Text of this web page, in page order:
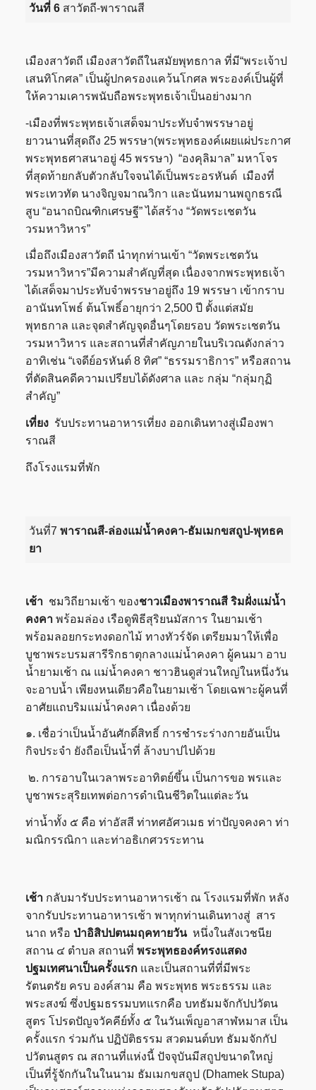
วันที่ 6สาวัตถี-พาราณสี
เมืองสาวัตถี เมืองสาวัตถีในสมัยพุทธกาล ที่มี“พระเจ้าป
เสนทิโกศล” เป็นผู้ปกครองแคว้นโกศล พระองค์เป็นผู้ที่
ให้ความเคารพนับถือพระพุทธเจ้าเป็นอย่างมาก
-เมืองที่พระพุทธเจ้าเสด็จมาประทับจำพรรษาอยู่
ยาวนานที่สุดถึง 25 พรรษา(พระพุทธองค์เผยแผ่ประกาศ
พระพุทธศาสนาอยู่ 45 พรรษา) “องคุลิมาล” มหาโจร
ที่สุดท้ายกลับตัวกลับใจจนได้เป็นพระอรหันต์ เมืองที่
พระเทวทัต นางจิญจมาณวิกา และนันทมานพถูกธรณี
สูบ “อนาถบิณฑิกเศรษฐี” ได้สร้าง “วัดพระเชตวัน
วรมหาวิหาร”
เมื่อถึงเมืองสาวัตถี นำทุกท่านเข้า “วัดพระเชตวัน
วรมหาวิหาร”มีความสำคัญที่สุด เนื่องจากพระพุทธเจ้า
ได้เสด็จมาประทับจำพรรษาอยู่ถึง 19 พรรษา เข้ากราบ
อานันทโพธ์ ต้นโพธิ์อายุกว่า 2,500 ปี ตั้งแต่สมัย
พุทธกาล และจุดสำคัญจุดอื่นๆโดยรอบ วัดพระเชตวัน
วรมหาวิหาร และสถานที่สำคัญภายในบริเวณดังกล่าว
อาทิเช่น “เจดีย์อรหันต์ 8 ทิศ” “ธรรมราธิการ” หรือสถาน
ที่ตัดสินคดีความเปรียบได้ดังศาล และ กลุ่ม “กลุ่มกุฏิ
สำคัญ”
เที่ยงรับประทานอาหารเที่ยง ออกเดินทางสู่เมืองพา
ราณสี
ถึงโรงแรมที่พัก
วันที่7 พาราณสี-ล่องแม่น้ำคงคา-ธัมเมกขสถูป-พุทธค
ยา
เช้า ชมวิถียามเช้า ของชาวเมืองพาราณสี ริมฝั่งแม่น้ำ
คงคาพร้อมล่อง เรือดูพิธีสุริยนมัสการ ในยามเช้า
พร้อมลอยกระทงดอกไม้ ทางทัวร์จัด เตรียมมาให้เพื่อ
บูชาพระบรมสารีริกธาตุกลางแม่น้ำคงคา ผู้คนมา อาบ
น้ำยามเช้า ณ แม่น้ำคงคา ชาวฮินดูส่วนใหญ่ในหนึ่งวัน
จะอาบน้ำ เพียงหนเดียวคือในยามเช้า โดยเฉพาะผู้คนที่
อาศัยแถบริมแม่น้ำคงคา เนื่องด้วย
๑. เชื่อว่าเป็นน้ำอันศักดิ์สิทธิ์ การชำระร่างกายอันเป็น
กิจประจำ ยังถือเป็นน้ำที่ ล้างบาปไปด้วย
๒. การอาบในเวลาพระอาทิตย์ขึ้น เป็นการขอ พรและ
บูชาพระสุริยเทพต่อการดำเนินชีวิตในแต่ละวัน
ท่าน้ำทั้ง ๕ คือ ท่าอัสสี ท่าทศอัศวเมธ ท่าปัญจคงคา ท่า
มณิกรรณิกา และท่าอธิเกศวรระทาน
เช้า กลับมารับประทานอาหารเช้า ณ โรงแรมที่พัก หลัง
จากรับประทานอาหารเช้า พาทุกท่านเดินทางสู่ สาร
นาถ หรือ ป่าอิสิปปตนมฤคทายวัน หนึ่งในสังเวชนีย
สถาน ๔ ตำบล สถานที่ พระพุทธองค์ทรงแสดง
ปฐมเทศนาเป็นครั้งแรกและเป็นสถานที่ที่มีพระ
รัตนตรัย ครบ องค์สาม คือ พระพุทธ พระธรรม และ
พระสงฆ์ ซึ่งปฐมธรรมบทแรกคือ บทธัมมจักกัปปวัตน
สูตร โปรดปัญจวัคคีย์ทั้ง ๕ ในวันเพ็ญอาสาฬหมาส เป็น
ครั้งแรก ร่วมกัน ปฏิบัติธรรม สวดมนต์บท ธัมมจักกัป
ปวัตนสูตร ณ สถานที่แห่งนี้ ปัจจุบันมีสถูปขนาดใหญ่
เป็นที่รู้จักกันในในนาม ธัมเมกขสถูป (Dhamek Stupa)